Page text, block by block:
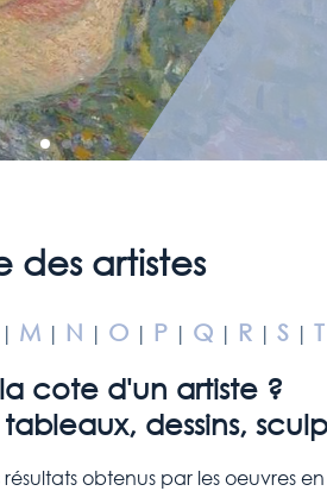
des artistes
M | N | O | P | Q | R | S | T
cote d'un artiste ?
dessins,
obtenus par les oeuvres